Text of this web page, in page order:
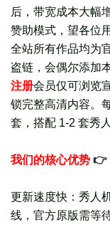
后，带宽成本大幅
赞助模式，望各位
全站所有作品均为
盗链，会偶尔添加
注册会员仅可浏览
锁完整高清内容。
套， 搭配 1-2 套秀
我们的核心优势 👉
更新速度快：秀人
线，官方原版需等